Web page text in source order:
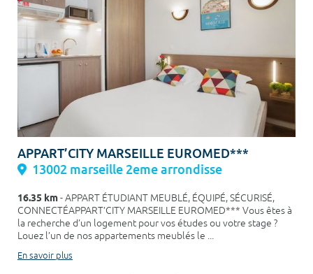
Type de location
Colocation
Votre date d'entrée
Chercher
APPART’CITY MARSEILLE EUROMED***
13002 marseille 2eme arrondisse
16.35 km- APPART ÉTUDIANT MEUBLÉ, ÉQUIPÉ, SÉCURISÉ,
CONNECTÉAPPART’CITY MARSEILLE EUROMED*** Vous êtes à
la recherche d’un logement pour vos études ou votre stage ?
Louez l’un de nos appartements meublés le ...
En savoir plus